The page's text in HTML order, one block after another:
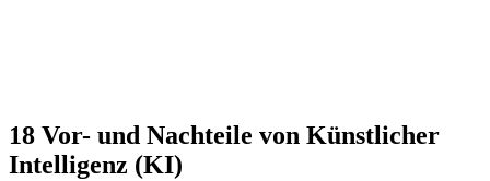
18 Vor- und Nachteile von Künstlicher
Intelligenz (KI)